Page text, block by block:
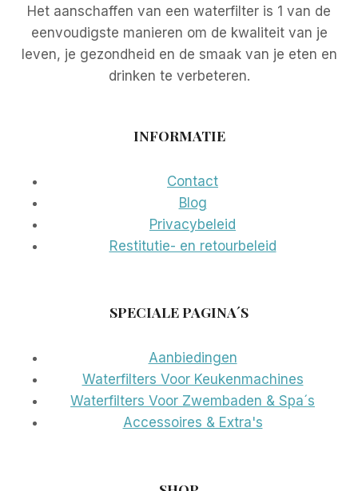
Het aanschaffen van een waterfilter is 1 van de
eenvoudigste manieren om de kwaliteit van je
leven, je gezondheid en de smaak van je eten en
drinken te verbeteren.
INFORMATIE
Contact
Blog
Privacybeleid
Restitutie- en retourbeleid
SPECIALE PAGINA´S
Aanbiedingen
Waterfilters Voor Keukenmachines
Waterfilters Voor Zwembaden & Spa´s
Accessoires & Extra's